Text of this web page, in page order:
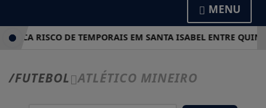
MENU
RISCO DE TEMPORAIS EM SANTA ISABEL ENTRE
/FUTEBOL ATLÉTICO MINEIRO